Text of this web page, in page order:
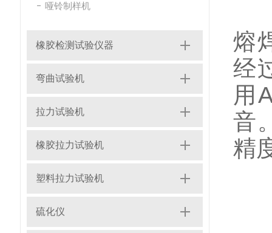
哑铃制样机
橡胶检测试验仪器
弯曲试验机
拉力试验机
橡胶拉力试验机
塑料拉力试验机
硫化仪
熔
经
用
音
精